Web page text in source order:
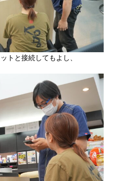
トと接続してもよし、